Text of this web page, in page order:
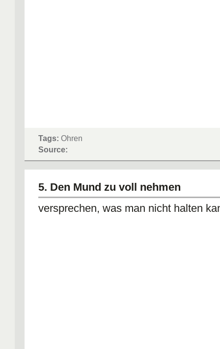
Tags: Ohren
Source:
5. Den Mund zu voll nehmen
versprechen, was man nicht halten